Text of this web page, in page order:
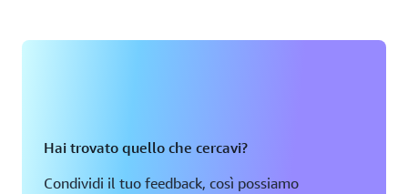
Hai trovato quello che cercavi?
Condividi il tuo feedback, così possiamo